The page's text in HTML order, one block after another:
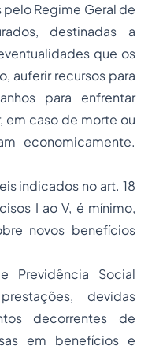
Regime Geral de
destinadas a
que os
auferir recursos para
para enfrentar
em caso de morte ou
economicamente.
indicados no art. 18
I ao V, é mínimo,
novos benefícios
Social
devidas
decorrentes de
em benefícios e